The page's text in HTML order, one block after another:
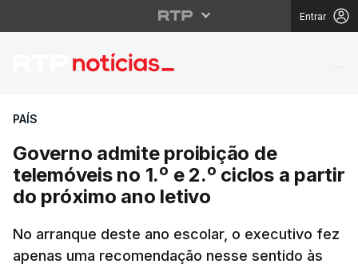
Entrar
Governo admite
PAÍS
Governo admite proibição de
telemóveis no 1.º e 2.º ciclos a partir
do próximo ano letivo
No arranque deste ano escolar, o executivo fez
apenas uma recomendação nesse sentido às